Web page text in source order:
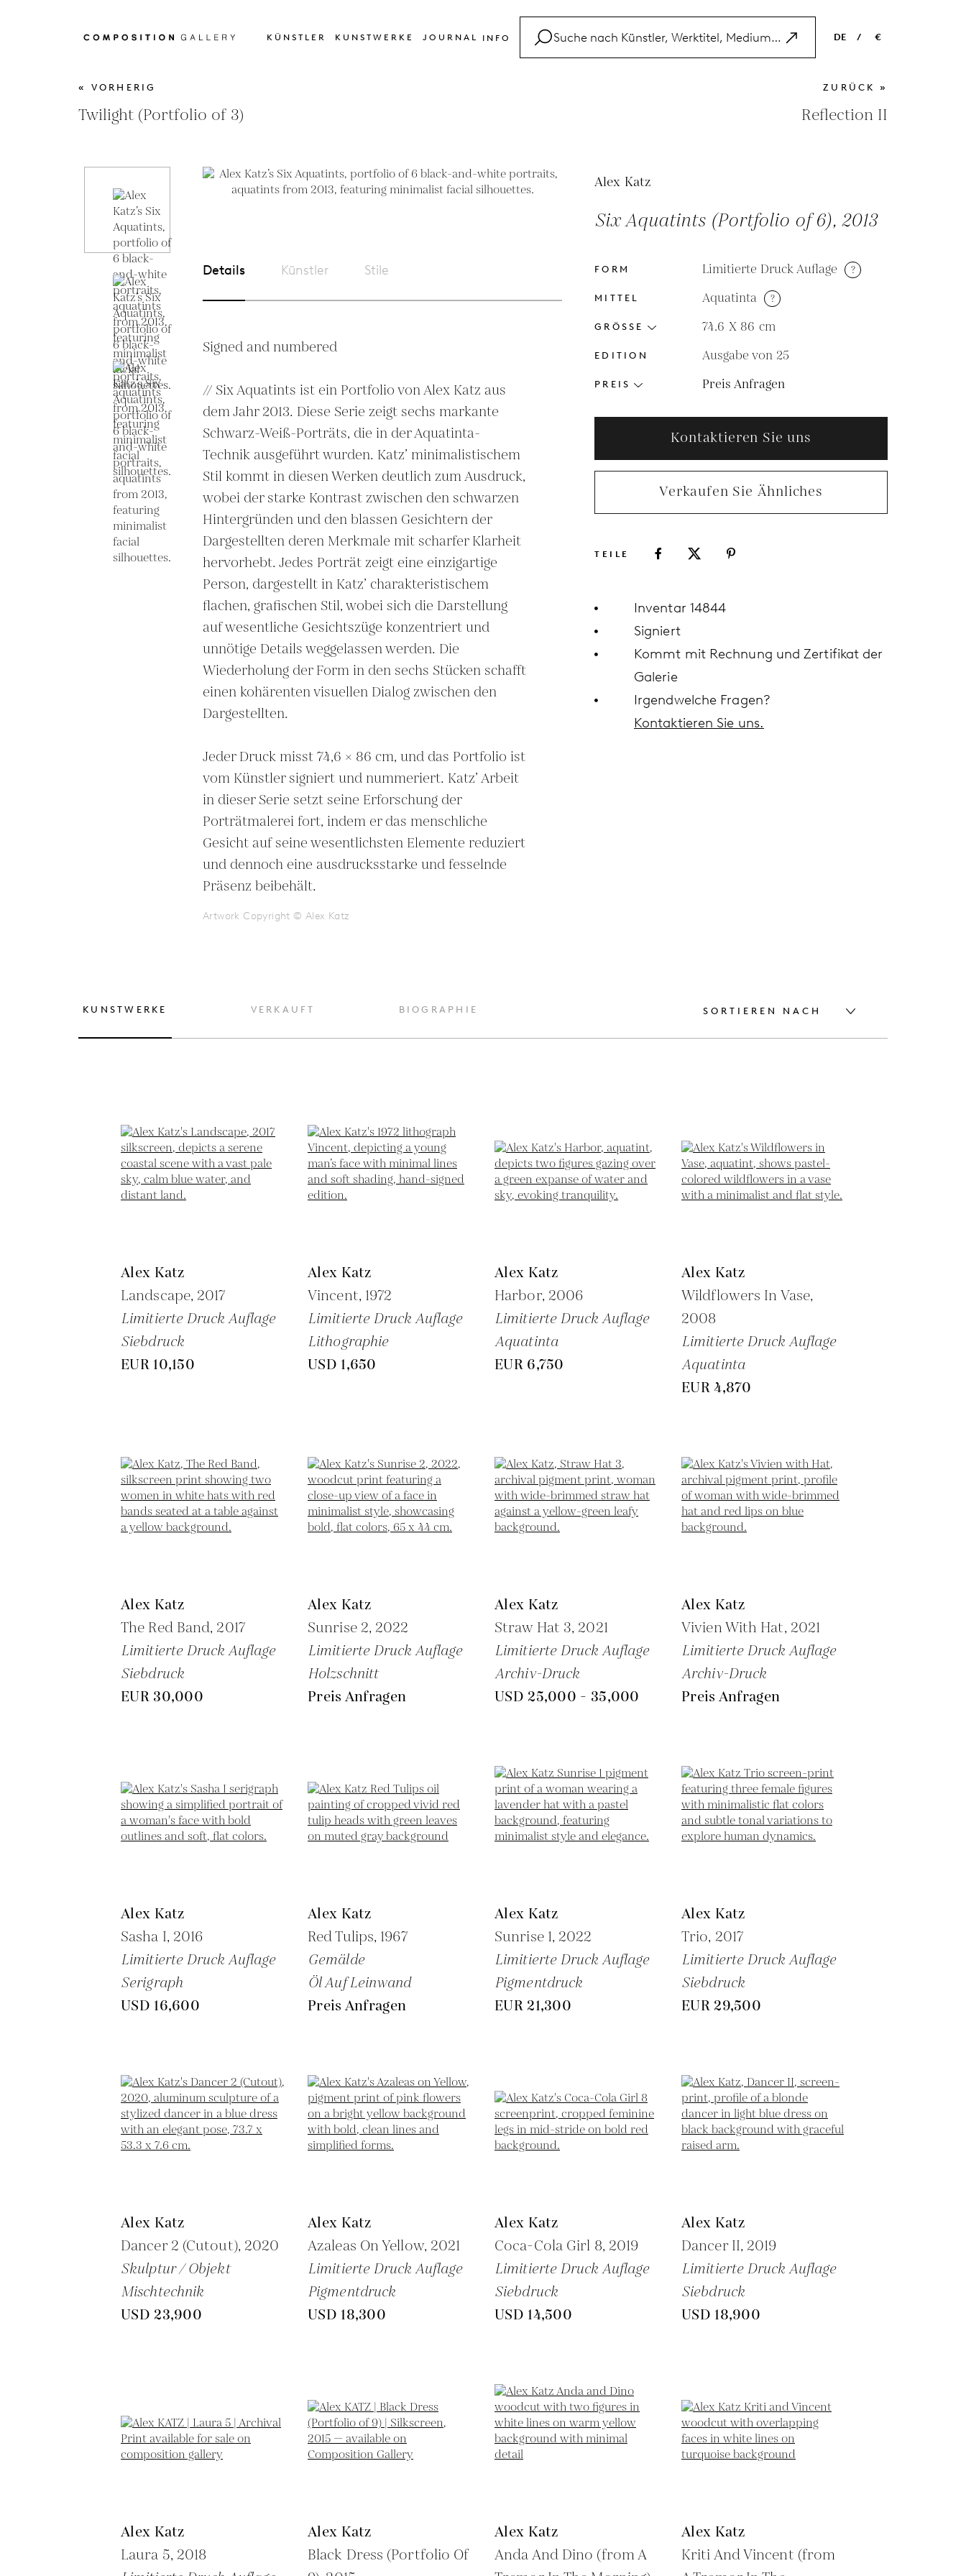
KÜNSTLER KUNSTWERKE JOURNAL INFO DE
NL
ES
/ €
EUR
GBP
« VORHERIG
Twilight (Portfolio of 3)
ZURÜCK »
Reflection II
Details Künstler Stile
Signed and numbered
// Six Aquatints ist ein Portfolio von Alex Katz aus
dem Jahr 2013. Diese Serie zeigt sechs markante
Schwarz-Weiß-Porträts, die in der Aquatinta-
Technik ausgeführt wurden. Katz’ minimalistischem
Stil kommt in diesen Werken deutlich zum Ausdruck,
wobei der starke Kontrast zwischen den schwarzen
Hintergründen und den blassen Gesichtern der
Dargestellten deren Merkmale mit scharfer Klarheit
hervorhebt. Jedes Porträt zeigt eine einzigartige
Person, dargestellt in Katz’ charakteristischem
flachen, grafischen Stil, wobei sich die Darstellung
auf wesentliche Gesichtszüge konzentriert und
unnötige Details weggelassen werden. Die
Wiederholung der Form in den sechs Stücken schafft
einen kohärenten visuellen Dialog zwischen den
Dargestellten.
Jeder Druck misst 74,6 × 86 cm, und das Portfolio ist
vom Künstler signiert und nummeriert. Katz’ Arbeit
in dieser Serie setzt seine Erforschung der
Porträtmalerei fort, indem er das menschliche
Gesicht auf seine wesentlichsten Elemente reduziert
und dennoch eine ausdrucksstarke und fesselnde
Präsenz beibehält.
Artwork Copyright © Alex Katz
Alex Katz
Six Aquatints (Portfolio of 6), 2013
FORM Limitierte Druck Auflage ?
MITTEL Aquatinta ?
GRÖSSE 74.6 X 86 cm
EDITION Ausgabe von 25
PREIS Preis Anfragen
Kontaktieren Sie uns
Verkaufen Sie Ähnliches
TEILE
Inventar 14844
Signiert
Kommt mit Rechnung und Zertifikat der
Galerie
Irgendwelche Fragen?
Kontaktieren Sie uns.
KUNSTWERKE VERKAUFT BIOGRAPHIE SORTIEREN NACH
Alex Katz
Landscape, 2017
Limitierte Druck Auflage
Siebdruck
EUR 10,150
Alex Katz
Vincent, 1972
Limitierte Druck Auflage
Lithographie
USD 1,650
Alex Katz
Harbor, 2006
Limitierte Druck Auflage
Aquatinta
EUR 6,750
Alex Katz
Wildflowers In Vase,
2008
Limitierte Druck Auflage
Aquatinta
EUR 4,870
Alex Katz
The Red Band, 2017
Limitierte Druck Auflage
Siebdruck
EUR 30,000
Alex Katz
Sunrise 2, 2022
Limitierte Druck Auflage
Holzschnitt
Preis Anfragen
Alex Katz
Straw Hat 3, 2021
Limitierte Druck Auflage
Archiv-Druck
USD 25,000 - 35,000
Alex Katz
Vivien With Hat, 2021
Limitierte Druck Auflage
Archiv-Druck
Preis Anfragen
Alex Katz
Sasha I, 2016
Limitierte Druck Auflage
Serigraph
USD 16,600
Alex Katz
Red Tulips, 1967
Gemälde
Öl Auf Leinwand
Preis Anfragen
Alex Katz
Sunrise 1, 2022
Limitierte Druck Auflage
Pigmentdruck
EUR 21,300
Alex Katz
Trio, 2017
Limitierte Druck Auflage
Siebdruck
EUR 29,500
Alex Katz
Dancer 2 (Cutout), 2020
Skulptur / Objekt
Mischtechnik
USD 23,900
Alex Katz
Azaleas On Yellow, 2021
Limitierte Druck Auflage
Pigmentdruck
USD 18,300
Alex Katz
Coca-Cola Girl 8, 2019
Limitierte Druck Auflage
Siebdruck
USD 14,500
Alex Katz
Dancer II, 2019
Limitierte Druck Auflage
Siebdruck
USD 18,900
Alex Katz
Laura 5, 2018
Alex Katz
Black Dress (Portfolio Of
Alex Katz
Anda And Dino (from A
Alex Katz
Kriti And Vincent (from